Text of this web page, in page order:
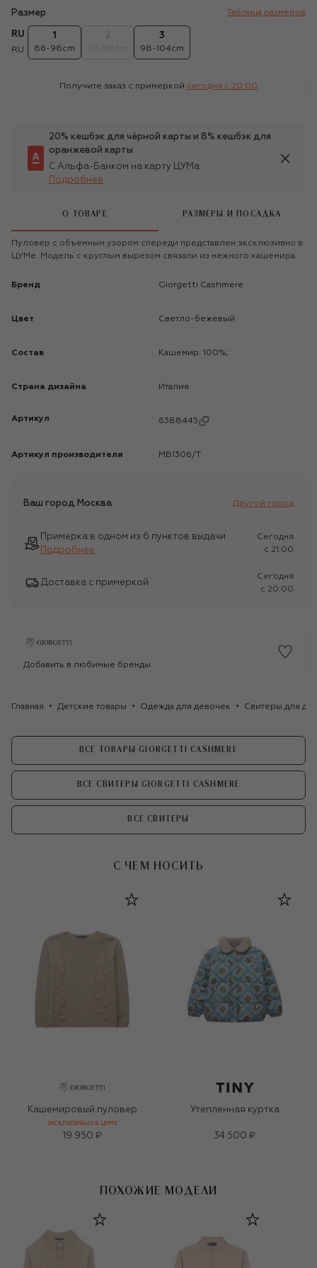
Размер Таблица размеров
RU
RU
1
86-98cm
3
98-104cm
Получите заказ с примеркой сегодня c 20:00
20% кешбэк для чёрной карты и 8% кешбэк для
оранжевой карты
С Альфа-Банком на карту ЦУМа
Подробнее
О ТОВАРЕ РАЗМЕРЫ И ПОСАДКА
Пуловер с объемным узором спереди представлен эксклюзивно в
ЦУМе. Модель с круглым вырезом связали из нежного кашемира.
Бренд Giorgetti Cashmere
Цвет Светло-бежевый
Состав Кашемир: 100%;
Страна дизайна Италия
Артикул 6388445
Артикул производителя MB1306/T
Ваш город Москва Другой город
Примерка в одном из 6 пунктов выдачи
Подробнее
Сегодня
c 21:00
Доставка с примеркой
Сегодня
c 20:00
Добавить в любимые бренды
Главная Детские товары Одежда для девочек Свитеры для
ВСЕ ТОВАРЫ GIORGETTI CASHMERE
ВСЕ СВИТЕРЫ GIORGETTI CASHMERE
ВСЕ СВИТЕРЫ
С ЧЕМ НОСИТЬ
Кашемировый пуловер
ЭКСКЛЮЗИВНО В ЦУМЕ
19 950 ₽
Утепленная куртка
34 500 ₽
ПОХОЖИЕ МОДЕЛИ